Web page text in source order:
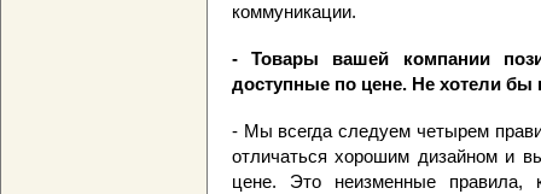
коммуникации.
- Товары вашей компании
доступные по цене. Не хотели
- Мы всегда следуем четырем
отличаться хорошим дизайном и
цене. Это неизменные правила,